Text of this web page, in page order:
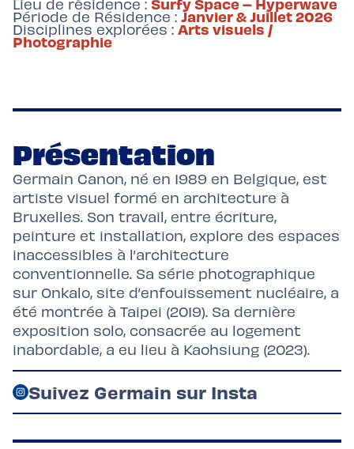
Période de Résidence : Janvier & Juillet 2026
Disciplines explorées : Arts visuels /
Photographie
Présentation
Germain Canon, né en 1989 en Belgique, est
artiste visuel formé en architecture à
Bruxelles. Son travail, entre écriture,
peinture et installation, explore des espaces
inaccessibles à l’architecture
conventionnelle. Sa série photographique
sur Onkalo, site d’enfouissement nucléaire, a
été montrée à Taipei (2019). Sa dernière
exposition solo, consacrée au logement
inabordable, a eu lieu à Kaohsiung (2023).
Suivez Germain sur Insta